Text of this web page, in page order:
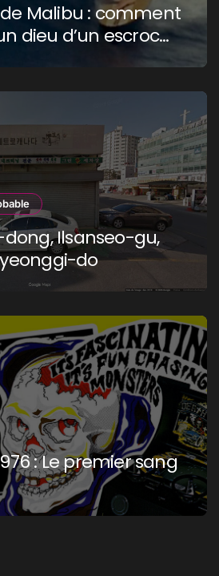
de Malibu : comment
dieu d’un escroc
Ilsanseo-gu,
do
: Le premier sang